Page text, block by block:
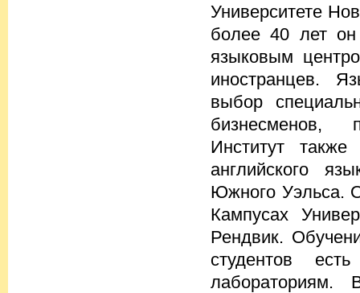
Университете
более 40 лет
языковым
иностранцев.
выбор
бизнесменов,
Институт
английского
Южного Уэльса.
Кампусах
Рендвик.
студентов
лабораториям.